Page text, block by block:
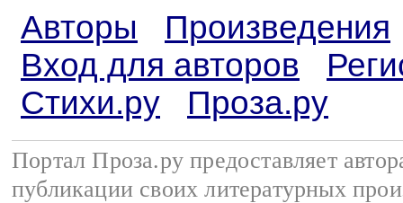
Авторы
Произведения
Вход для авторов
Стихи.ру
Проза.ру
Портал Проза.ру предоставляет
публикации своих литературных